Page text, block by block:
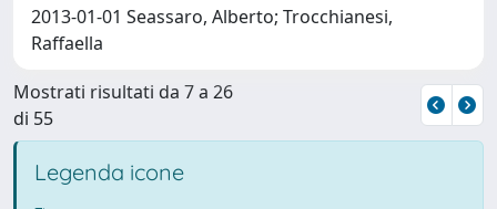
2013-01-01 Seassaro, Alberto; Trocchianesi,
Raffaella
Mostrati risultati da 7 a 26
di 55
Legenda icone